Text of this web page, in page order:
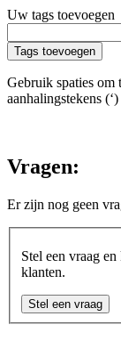
Uw tags toevoegen
Tags toevoegen
Gebruik spaties om
aanhalingstekens
Vragen:
Er zijn nog geen
Stel een vraag
klanten.
Stel een vraag